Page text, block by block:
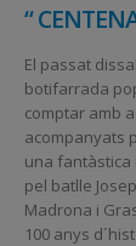
“
El passat
botifarrada
comptar amb
acompanyats
una fantàstica
pel batlle
Madrona i
100 anys